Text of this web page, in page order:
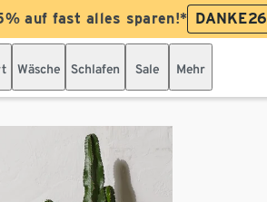
auf fast alles sparen!* DANKE26
Wäsche Schlafen Sale Mehr